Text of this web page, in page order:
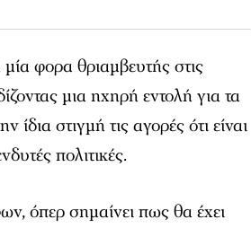
φορα θριαμβευτής στις
μια ηχηρή εντολή για τα
στιγμή τις αγορές ότι είναι
πολιτικές.
όπερ σημαίνει πως θα έχει